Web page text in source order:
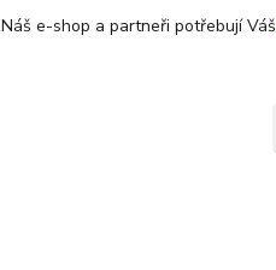
Náš e-shop a partneři potřebují Váš